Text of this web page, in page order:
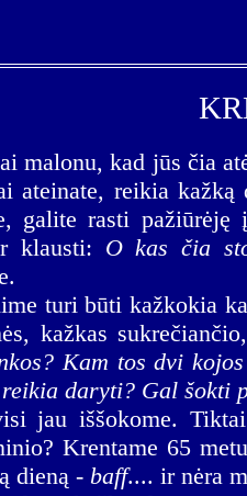
malonu, kad jūs čia
ateinate, reikia
galite rasti
klausti: O kas čia
turi būti kažkokia
kažkas
Kam tos dvi
daryti? Gal šokti
jau iššokome.
Krentame 65
dieną - baff.... ir nėra